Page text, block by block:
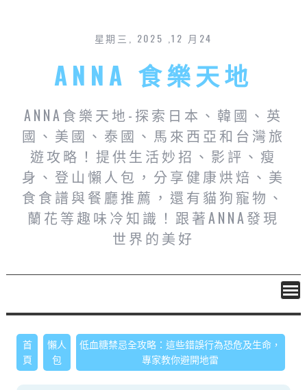
星期三, 2025 ,12 月24
ANNA 食樂天地
ANNA食樂天地-探索日本、韓國、英
國、美國、泰國、馬來西亞和台灣旅
遊攻略！提供生活妙招、影評、瘦
身、登山懶人包，分享健康烘焙、美
食食譜與餐廳推薦，還有貓狗寵物、
蘭花等趣味冷知識！跟著ANNA發現
世界的美好
首
頁
懶人
包
低血糖禁忌全攻略：這些錯誤行為恐危及生命，
專家教你避開地雷